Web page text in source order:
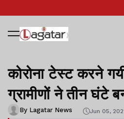
कोरोना टेस्ट करने
ग्रामीणों ने तीन घंटे
By Lagatar News Jun 05,